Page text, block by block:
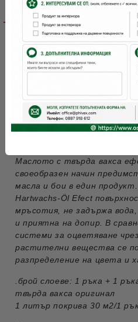
Детайлно описание
Отстъпки за
Файлове
Контакт
Маслото с твърда вакса
своеобразен начин
масла и бои в един
Hartwachs-Öl Efect
мръсотия, не задържа
и приятна на допир. В
системи за оцветяване
растителни вещества се
разпределение на цвета и
.брой слоеве: 1 ръка + 1
твърда вакса оригинал
1 литър покрива 30 м2/1